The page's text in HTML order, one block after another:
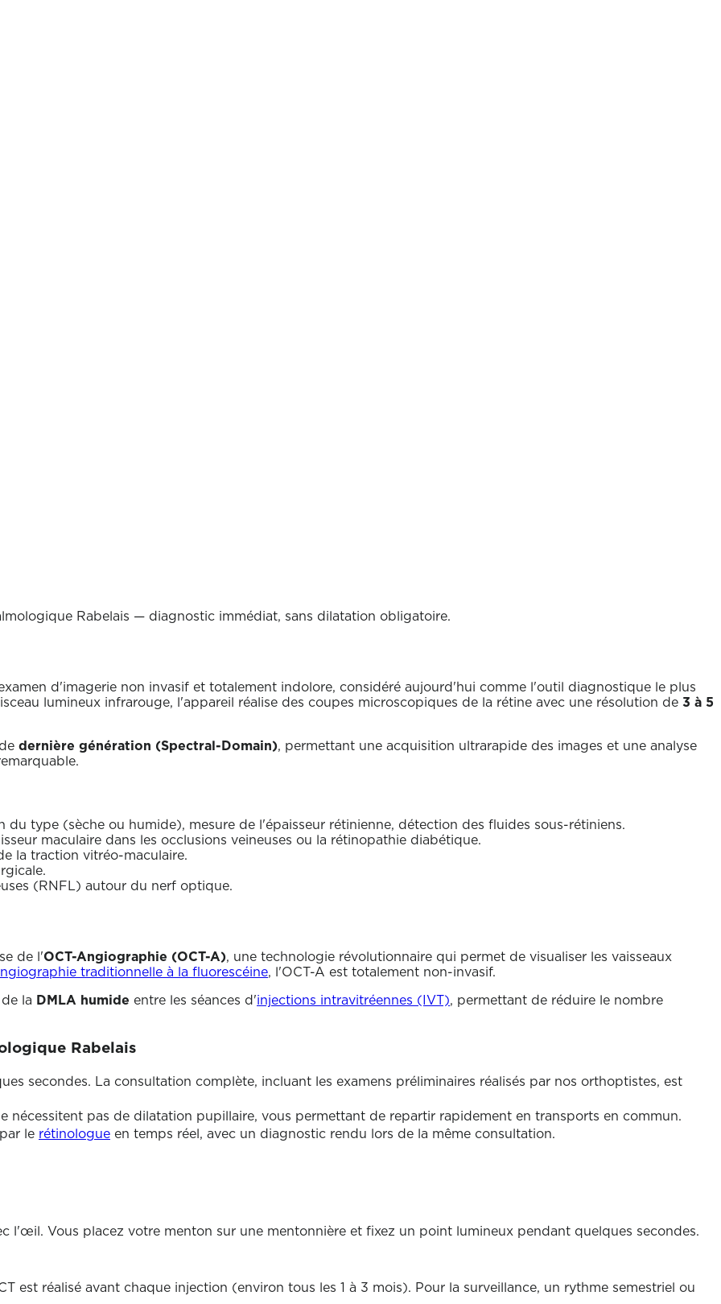
Rabelais — diagnostic immédiat, sans dilatation obligatoire.
d'imagerie non invasif et totalement indolore, considéré aujourd'hui comme l'outil diagnostique le plus
lumineux infrarouge, l'appareil réalise des coupes microscopiques de la rétine avec une résolution de 3 à 5
dernière génération (Spectral-Domain), permettant une acquisition ultrarapide des images et une analyse
type (sèche ou humide), mesure de l'épaisseur rétinienne, détection des fluides sous-rétiniens.
maculaire dans les occlusions veineuses ou la rétinopathie diabétique.
la traction vitréo-maculaire.
(RNFL) autour du nerf optique.
de l'OCT-Angiographie (OCT-A), une technologie révolutionnaire qui permet de visualiser les vaisseaux
traditionnelle à la fluorescéine, l'OCT-A est totalement non-invasif.
la DMLA humide entre les séances d'injections intravitréennes (IVT), permettant de réduire le nombre
Rabelais
secondes. La consultation complète, incluant les examens préliminaires réalisés par nos orthoptistes, est
nécessitent pas de dilatation pupillaire, vous permettant de repartir rapidement en transports en commun.
le rétinologue en temps réel, avec un diagnostic rendu lors de la même consultation.
l'œil. Vous placez votre menton sur une mentonnière et fixez un point lumineux pendant quelques secondes.
est réalisé avant chaque injection (environ tous les 1 à 3 mois). Pour la surveillance, un rythme semestriel ou